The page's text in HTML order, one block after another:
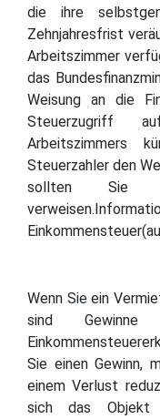
die ihre
Zehnjahresfrist
Arbeitszimmer
das
Weisung an die
Steuerzugriff
Arbeitszimmers
Steuerzahler den
sollten Sie
Wenn Sie ein
sind
Sie einen Gewinn,
einem Verlust
sich das Objekt